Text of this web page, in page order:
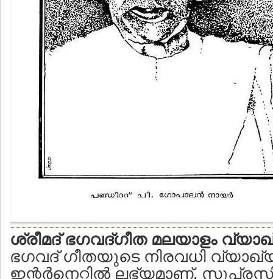
ശ്രീമദ് ഭഗവദ്ഗീത മലയാളം
ഭഗവദ് ഗീതയുടെ നിരവധി
ഇന്റര്‍നെറ്റില്‍ ലഭ്യമാണ്.